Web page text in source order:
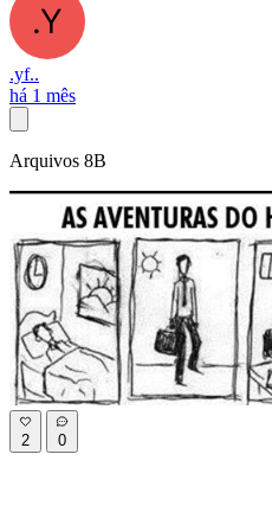
.yf..
há 1 mês
Arquivos 8B
2 0